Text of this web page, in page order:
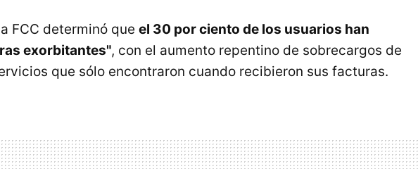
FCC determinó que el 30 por ciento de los usuarios han
exorbitantes", con el aumento repentino de sobrecargos de
que sólo encontraron cuando recibieron sus facturas.